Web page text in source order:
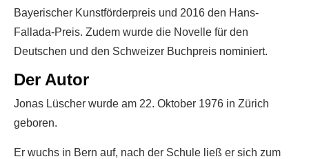
Bayerischer Kunstförderpreis und 2016 den Hans-
Fallada-Preis. Zudem wurde die Novelle für den
Deutschen und den Schweizer Buchpreis nominiert.
Der Autor
Jonas Lüscher wurde am 22. Oktober 1976 in Zürich
geboren.
Er wuchs in Bern auf, nach der Schule ließ er sich zum